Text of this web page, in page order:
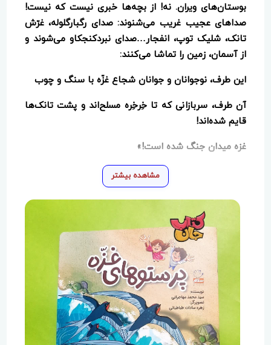
بوستان‌های ویران. نه! از بچه‌ها خبری نیست که نیست!
صداهای عجیب غریب می‌شنوند: صدای رگبارگلوله، غرّش
تانک، شلیک توپ، انفجار…صدای نبردکنجکاو می‌شوند و
از آسمان، زمین را تماشا می‌کنند:
این طرف، نوجوانان و جوانان شجاع غزّه با سنگ و چوب
آن طرف، سربازانی که تا خِرخِره مسلح‌اند و پشت تانک‌ها
قایم شده‌اند!
غزه میدان جنگ شده است!»
مشاهده بیشتر